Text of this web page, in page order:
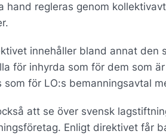
hand regleras genom
innehåller bland annat den
för inhyrda som för dem som
som för LO:s bemanningsavtal
att se över svensk
Enligt direktivet får